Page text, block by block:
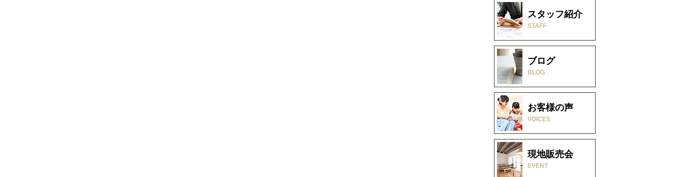
スタッフ紹介
STAFF
ブログ
BLOG
お客様の声
VOICES
現地販売会
EVENT